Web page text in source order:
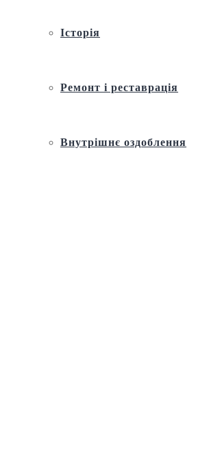
Історія
Ремонт і реставрація
Внутрішнє оздоблення